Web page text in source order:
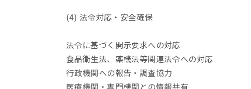
(4) 法令対応・安全確保
法令に基づく開示要求への対応
食品衛生法、薬機法等関連法令への対応
行政機関への報告・調査協力
医療機関・専門機関との情報共有